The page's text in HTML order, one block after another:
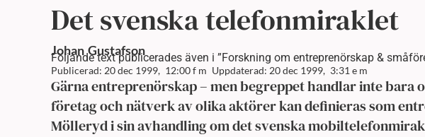
Det svenska telefonmiraklet
Johan Gustafson
Publicerad: 20 dec 1999, 12:00 f m Uppdaterad: 20 dec 1999, 3:31 e m
Följande text publicerades även i ”Forskning om entreprenörskap &
Gärna entreprenörskap – men begreppet handlar inte bara
företag och nätverk av olika aktörer kan definieras som
Mölleryd i sin avhandling om det svenska